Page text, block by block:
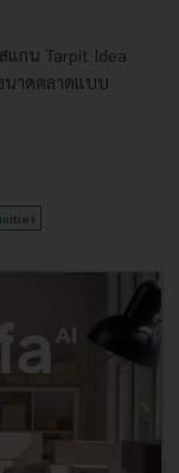
แกน Tarpit Idea
าดตลาดแบบ